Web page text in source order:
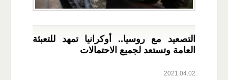
التصعيد مع روسيا.. أوكرانيا تمهد للتعبئة
العامة وتستعد لجميع الاحتمالات
2021.04.02